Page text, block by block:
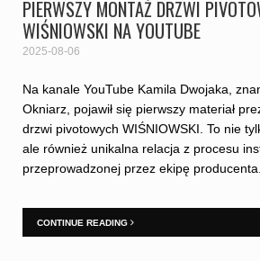
PIERWSZY MONTAŻ DRZWI
WIŚNIOWSKI NA YOUTUBE
2025-08-06
Na kanale YouTube Kamila Dwojaka,
Okniarz, pojawił się pierwszy materiał
drzwi pivotowych WIŚNIOWSKI. To nie
ale również unikalna relacja z procesu
przeprowadzonej przez ekipę producenta.
CONTINUE READING